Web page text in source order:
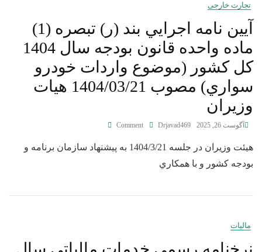
تجارت خارجی
آيين نامه اجرايي بند (ر) تبصره (1)
ماده واحده قانون بودجه سال 1404
كل كشور (موضوع واردات خودرو
سواري) مصوب 1404/03/21 هيات
وزيران
آگوست 26, 2025 Drjavad469
Comment
هيئت وزيران در جلسه 1404/3/21 به پيشنهاد سازمان برنامه و
بودجه كشور و با همكاري
مالیات